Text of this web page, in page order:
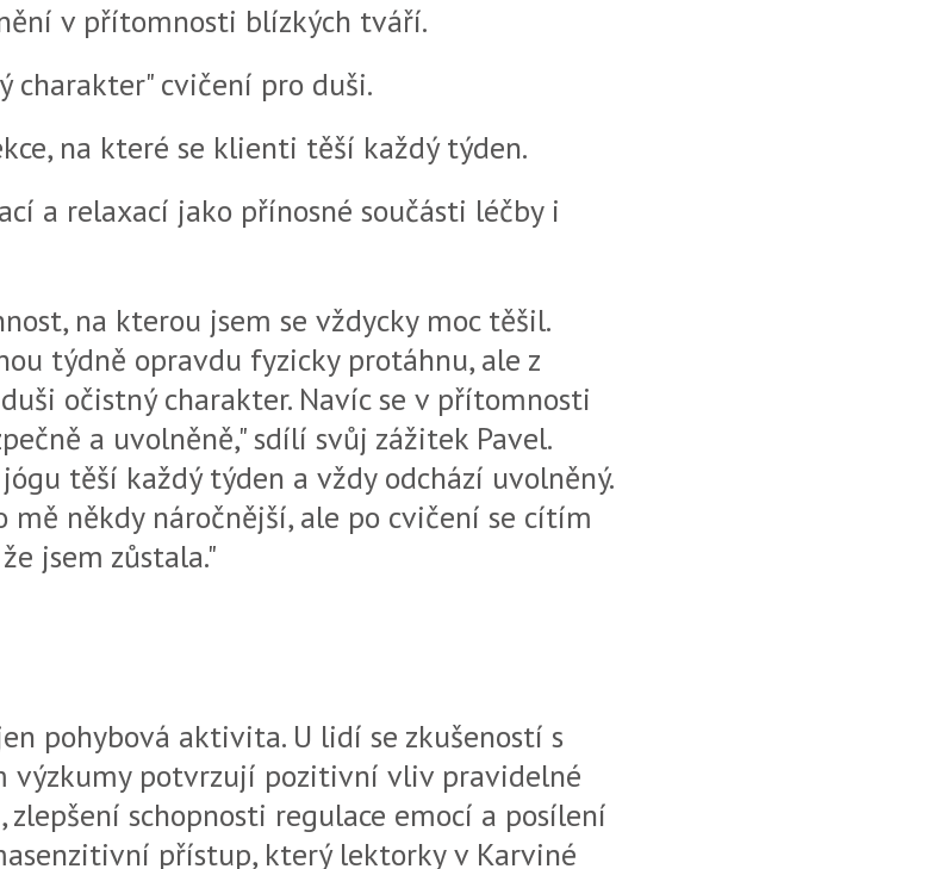
v přítomnosti blízkých tváří.
charakter" cvičení pro duši.
na které se klienti těší každý týden.
a relaxací jako přínosné součásti léčby i
na kterou jsem se vždycky moc těšil.
týdně opravdu fyzicky protáhnu, ale z
očistný charakter. Navíc se v přítomnosti
a uvolněně," sdílí svůj zážitek Pavel.
těší každý týden a vždy odchází uvolněný.
mě někdy náročnější, ale po cvičení se cítím
jsem zůstala."
pohybová aktivita. U lidí se zkušeností s
výzkumy potvrzují pozitivní vliv pravidelné
zlepšení schopnosti regulace emocí a posílení
přístup, který lektorky v Karviné